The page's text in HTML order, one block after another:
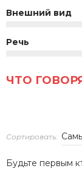
Внешний вид
Речь
ЧТО
Сортировать:
Будьте первым